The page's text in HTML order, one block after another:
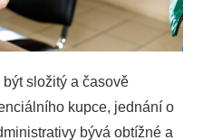
složitý a časově
kupce, jednání o
bývá obtížné a